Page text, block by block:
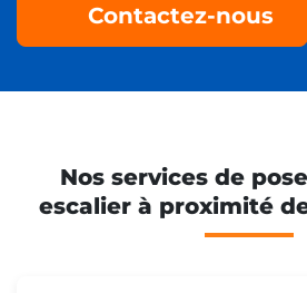
Contactez-nous
Nos services de
escalier à proximité